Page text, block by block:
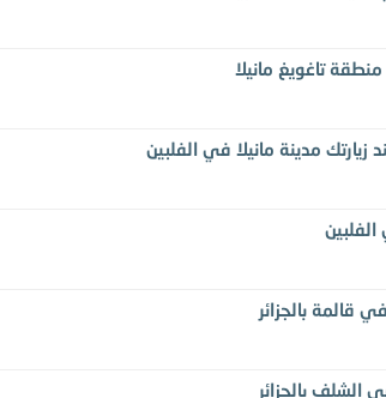
زيارتك مدينة مانيلا في الفلبين
قالمة بالجزائر